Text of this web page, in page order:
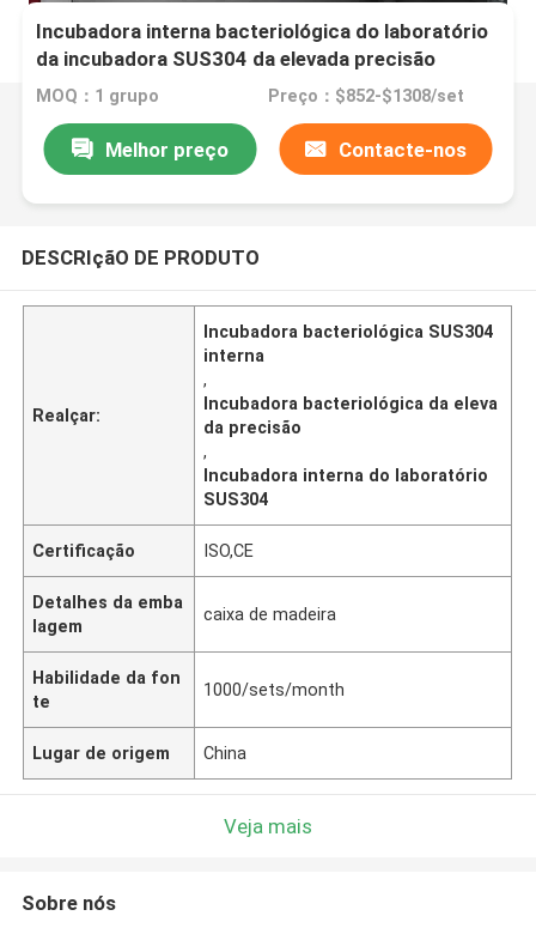
Incubadora interna bacteriológica do laboratório
da incubadora SUS304 da elevada precisão
MOQ：1 grupo Preço：$852-$1308/set
Melhor preço Contacte-nos
DESCRIçãO DE PRODUTO
Realçar:
Incubadora bacteriológica SUS304
interna
,
Incubadora bacteriológica da eleva
da precisão
,
Incubadora interna do laboratório
SUS304
Certificação ISO,CE
Detalhes da emba
lagem
caixa de madeira
Habilidade da fon
te
1000/sets/month
Lugar de origem China
Veja mais
Sobre nós